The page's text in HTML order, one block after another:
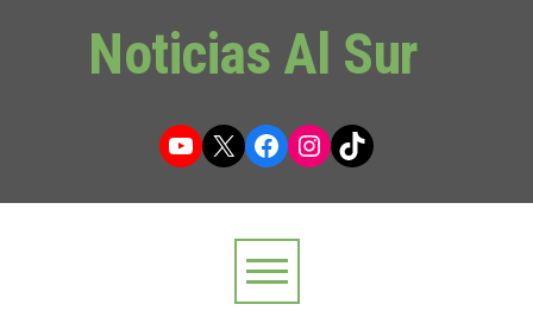
Noticias Al Sur
YouTube
X Facebook
Instagram
TikTok